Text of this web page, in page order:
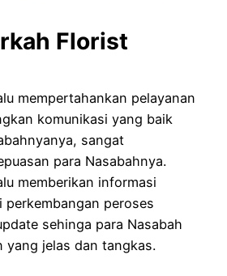
Florist
mempertahankan pelayanan
komunikasi yang baik
sangat
para Nasabahnya.
memberikan informasi
perkembangan peroses
sehinga para Nasabah
yang jelas dan tangkas.